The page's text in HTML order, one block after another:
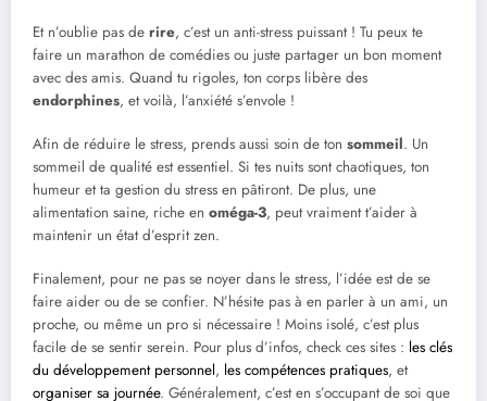
Et n’oublie pas de rire, c’est un anti-stress puissant ! Tu peux te
faire un marathon de comédies ou juste partager un bon moment
avec des amis. Quand tu rigoles, ton corps libère des
endorphines, et voilà, l’anxiété s’envole !
Afin de réduire le stress, prends aussi soin de ton sommeil. Un
sommeil de qualité est essentiel. Si tes nuits sont chaotiques, ton
humeur et ta gestion du stress en pâtiront. De plus, une
alimentation saine, riche en oméga-3, peut vraiment t’aider à
maintenir un état d’esprit zen.
Finalement, pour ne pas se noyer dans le stress, l’idée est de se
faire aider ou de se confier. N’hésite pas à en parler à un ami, un
proche, ou même un pro si nécessaire ! Moins isolé, c’est plus
facile de se sentir serein. Pour plus d’infos, check ces sites : les clés
du développement personnel, les compétences pratiques, et
organiser sa journée. Généralement, c’est en s’occupant de soi que